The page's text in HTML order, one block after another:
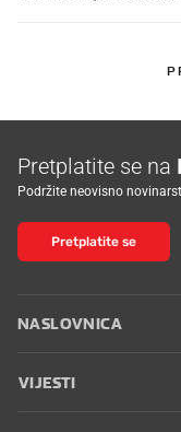
Pretplatite se na
Podržite neovisno
Pretplatite se
NASLOVNICA
VIJESTI